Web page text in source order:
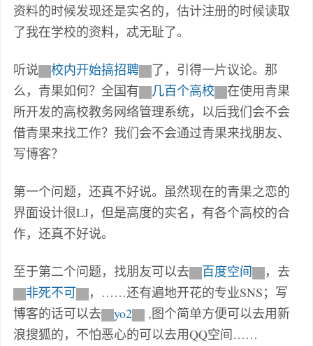
资料的时候发现还是实名的，估计注册的时候读取
了我在学校的资料，忒无耻了。
听说 校内开始搞招聘
了，引得一片议论。那
么，青果如何？全国有
几百个高校
在使用青果
所开发的高校教务网络管理系统，以后我们会不会
借青果来找工作？我们会不会通过青果来找朋友、
写博客？
第一个问题，还真不好说。虽然现在的青果之恋的
界面设计很LJ，但是高度的实名，有各个高校的合
作，还真不好说。
至于第二个问题，找朋友可以去 百度空间
，去
非死不可
，……还有遍地开花的专业SNS；写
博客的话可以去
yo2
,图个简单方便可以去用新
浪搜狐的，不怕恶心的可以去用QQ空间……